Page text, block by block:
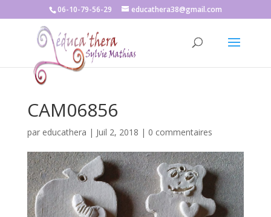
06-10-79-56-29 educathera38@gmail.com
CAM06856
par educathera | Juil 2, 2018 | 0 commentaires